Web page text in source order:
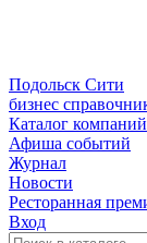
Подольск Сити
бизнес
Каталог компаний
Афиша событий
Журнал
Новости
Ресторанная
Вход